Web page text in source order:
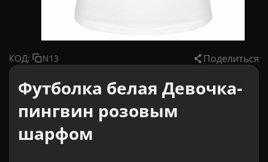
КОД: N13 Поделиться
Футболка белая Девочка-
пингвин розовым
шарфом